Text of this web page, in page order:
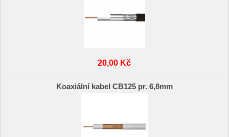
20,00 Kč
Koaxiální kabel CB125 pr. 6,8mm